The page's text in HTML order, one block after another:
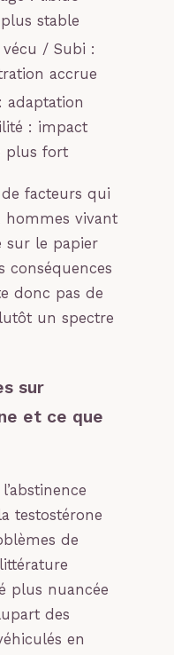
stable
/ Subi :
accrue
adaptation
: impact
plus fort
de facteurs qui
vivant
sur le papier
conséquences
donc pas de
un spectre
sur
et ce que
testostérone
de
plus nuancée
des
en